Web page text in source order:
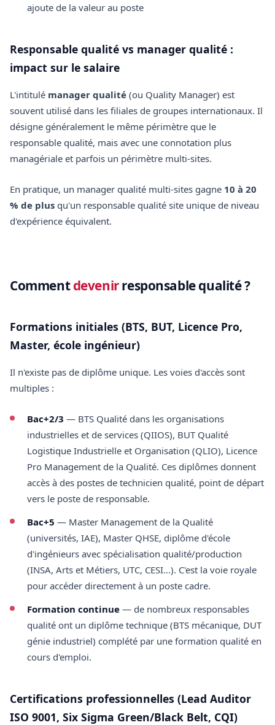
ajoute de la valeur au poste
Responsable qualité vs manager qualité :
impact sur le salaire
L'intitulé manager qualité (ou Quality Manager) est
souvent utilisé dans les filiales de groupes internationaux. Il
désigne généralement le même périmètre que le
responsable qualité, mais avec une connotation plus
managériale et parfois un périmètre multi-sites.
En pratique, un manager qualité multi-sites gagne 10 à 20
% de plus qu'un responsable qualité site unique de niveau
d'expérience équivalent.
Commentdevenirresponsable qualité ?
Formations initiales (BTS, BUT, Licence Pro,
Master, école ingénieur)
Il n'existe pas de diplôme unique. Les voies d'accès sont
multiples :
Bac+2/3 — BTS Qualité dans les organisations
industrielles et de services (QIIOS), BUT Qualité
Logistique Industrielle et Organisation (QLIO), Licence
Pro Management de la Qualité. Ces diplômes donnent
accès à des postes de technicien qualité, point de départ
vers le poste de responsable.
Bac+5 — Master Management de la Qualité
(universités, IAE), Master QHSE, diplôme d'école
d'ingénieurs avec spécialisation qualité/production
(INSA, Arts et Métiers, UTC, CESI…). C'est la voie royale
pour accéder directement à un poste cadre.
Formation continue — de nombreux responsables
qualité ont un diplôme technique (BTS mécanique, DUT
génie industriel) complété par une formation qualité en
cours d'emploi.
Certifications professionnelles (Lead Auditor
ISO 9001, Six Sigma Green/Black Belt, CQI)